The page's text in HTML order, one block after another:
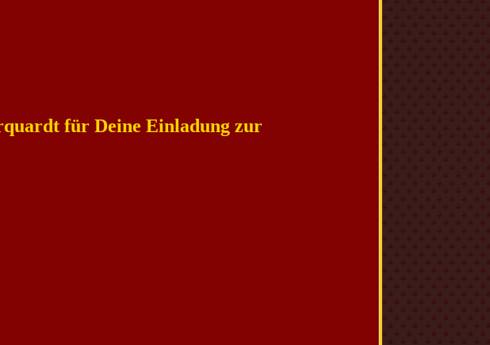
für Deine Einladung zur